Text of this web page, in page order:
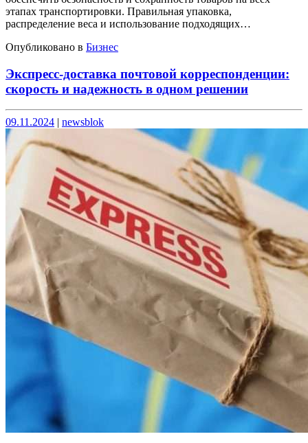
этапах транспортировки. Правильная упаковка,
распределение веса и использование подходящих…
Опубликовано в Бизнес
Экспресс-доставка почтовой корреспонденции:
скорость и надежность в одном решении
Опубликовано
09.11.2024 Опубликовано
newsblok